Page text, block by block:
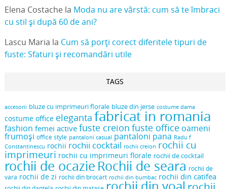
Elena Costachela Moda nu are vârstă: cum să te îmbraci
cu stil și după 60 de ani?
Lascu Maria la Cum să porți corect diferitele tipuri de
fuste: Sfaturi și recomandări utile
TAGS
accesorii bluze cu imprimeuri florale bluze din jerse costume dama
costume office eleganta fabricat in romania
fashion femei active fuste creion fuste office oameni
frumoși office style pantaloni casual pantaloni pana Radu f
Constantinescu rochii rochii cocktail rochii creion rochii cu
imprimeuri rochii cu imprimeuri florale rochii de cocktail
rochii de ocazie Rochii de seara rochii de
vara rochii de zi rochii din brocart rochii din bumbac rochii din catifea